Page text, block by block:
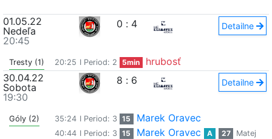
01.05.22
Nedeľa
20:45
0 : 4 Detailne
Tresty (1) 20:25 I Period: 2 5min
hrubosť
30.04.22
Sobota
19:30
8 : 6 Detailne
Góly (2) 35:24 I Period: 3 15 Marek Oravec
40:44 I Period: 3 15 Marek Oravec A 27
Matej